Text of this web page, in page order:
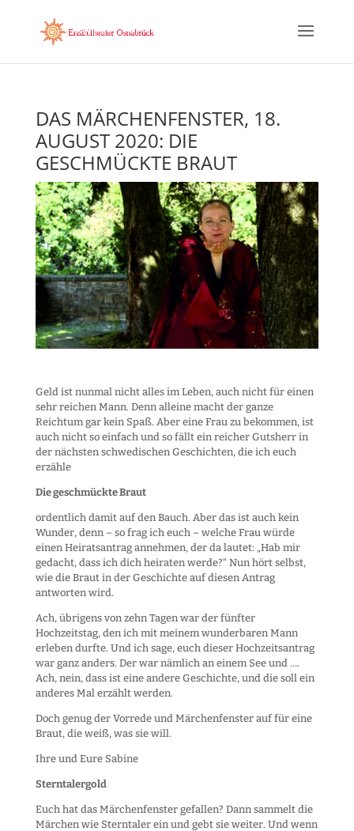
DAS MÄRCHENFENSTER, 18.
AUGUST 2020: DIE
GESCHMÜCKTE BRAUT
Geld ist nunmal nicht alles im Leben, auch nicht für einen
sehr reichen Mann. Denn alleine macht der ganze
Reichtum gar kein Spaß. Aber eine Frau zu bekommen, ist
auch nicht so einfach und so fällt ein reicher Gutsherr in
der nächsten schwedischen Geschichten, die ich euch
erzähle
Die geschmückte Braut
ordentlich damit auf den Bauch. Aber das ist auch kein
Wunder, denn – so frag ich euch – welche Frau würde
einen Heiratsantrag annehmen, der da lautet: „Hab mir
gedacht, dass ich dich heiraten werde?“ Nun hört selbst,
wie die Braut in der Geschichte auf diesen Antrag
antworten wird.
Ach, übrigens von zehn Tagen war der fünfter
Hochzeitstag, den ich mit meinem wunderbaren Mann
erleben durfte. Und ich sage, euch dieser Hochzeitsantrag
war ganz anders. Der war nämlich an einem See und ….
Ach, nein, dass ist eine andere Geschichte, und die soll ein
anderes Mal erzählt werden.
Doch genug der Vorrede und Märchenfenster auf für eine
Braut, die weiß, was sie will.
Ihre und Eure Sabine
Sterntalergold
Euch hat das Märchenfenster gefallen? Dann sammelt die
Märchen wie Sterntaler ein und gebt sie weiter. Und wenn